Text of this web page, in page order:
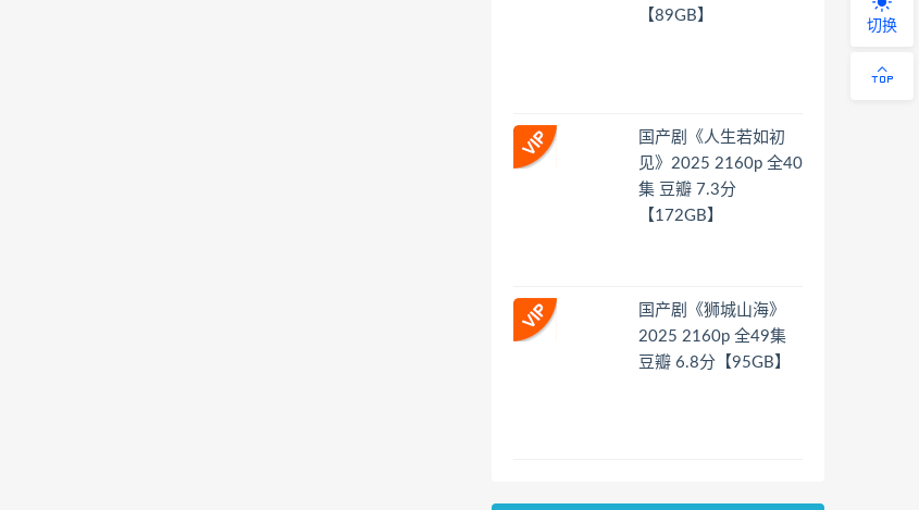
【89GB】
国产剧《人生若如初
见》2025 2160p 全40
集 豆瓣 7.3分
【172GB】
国产剧《狮城山海》
2025 2160p 全49集
豆瓣 6.8分【95GB】
切换